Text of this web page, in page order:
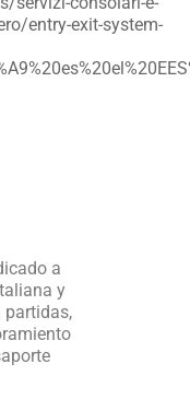
entry-exit-system-
a
y
partidas,